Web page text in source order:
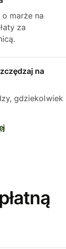
marże na
za
na
gdziekolwiek